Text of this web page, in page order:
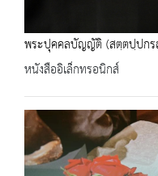
พระปุคคลบัญญัติ (สตฺตปฺปก
หนังสืออิเล็กทรอนิกส์